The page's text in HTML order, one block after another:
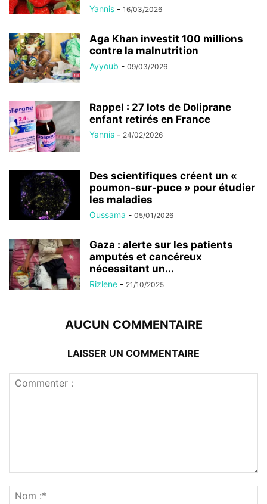
Yannis - 16/03/2026
Aga Khan investit 100 millions
contre la malnutrition
Ayyoub - 09/03/2026
Rappel : 27 lots de Doliprane
enfant retirés en France
Yannis - 24/02/2026
Des scientifiques créent un «
poumon-sur-puce » pour étudier
les maladies
Oussama - 05/01/2026
Gaza : alerte sur les patients
amputés et cancéreux
nécessitant un...
Rizlene - 21/10/2025
AUCUN COMMENTAIRE
LAISSER UN COMMENTAIRE